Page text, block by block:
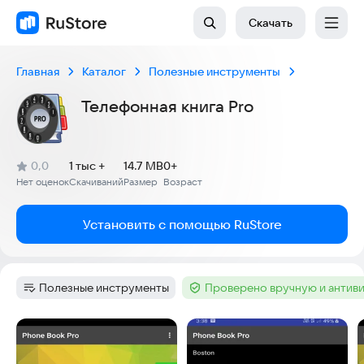
Скачать
Главная Каталог Полезные инструменты
Телефонная книга Pro
Рейтинг:
0,0
(
Нет оценок
)
Скачиваний
1 тыс +
Размер
14.7 MB
Возраст
0+
Установить с помощью RuStore
Категория:
Полезные инструменты Тег :Проверено вручную и
Скриншоты